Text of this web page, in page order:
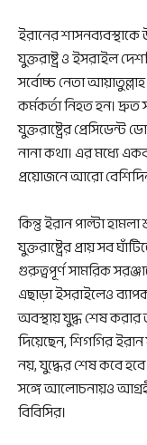
ইরানের
যুক্তরাষ্ট্র ও ইসরাইল
সর্বোচ্চ নেতা
কর্মকর্তা নিহত হন।
যুক্তরাষ্ট্রের প্রেসিডেন্ট
নানা কথা। এর মধ্যে
প্রয়োজনে আরো
কিন্তু ইরান পাল্টা
যুক্তরাষ্ট্রের প্রায় সব
গুরুত্বপূর্ণ সামরিক
এছাড়া ইসরাইলেও
অবস্থায় যুদ্ধ শেষ করার
দিয়েছেন, শিগগির ইরান
নয়, যুদ্ধের শেষ কবে হবে
সঙ্গে আলোচনায়ও
বিবিসির।